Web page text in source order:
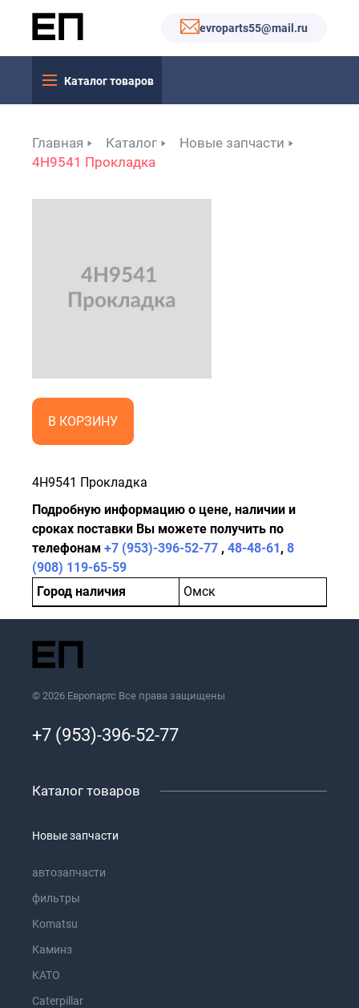
evroparts55@mail.ru
Каталог товаров
Главная Каталог
Новые запчасти
4H9541 Прокладка
В КОРЗИНУ
4H9541 Прокладка
Подробную информацию о цене, наличии и
сроках поставки Вы можете получить по
телефонам +7 (953)-396-52-77 , 48-48-61, 8
(908) 119-65-59
Город наличия
Омск
© 2026 Европартс Все права защищены
+7 (953)-396-52-77
Каталог товаров
Новые запчасти
автозапчасти
фильтры
Komatsu
Каминз
KATO
Caterpillar